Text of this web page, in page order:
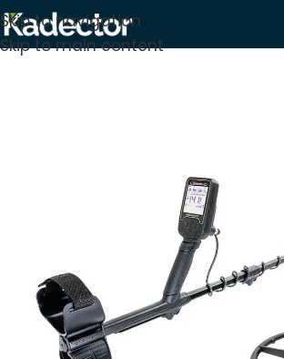
Skip to navigation
Skip to main content